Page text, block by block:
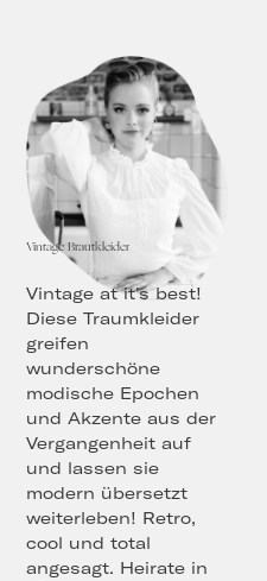
Vintage Brautkleider
Vintage at it's best!
Diese Traumkleider
greifen
wunderschöne
modische Epochen
und Akzente aus der
Vergangenheit auf
und lassen sie
modern übersetzt
weiterleben! Retro,
cool und total
angesagt. Heirate in